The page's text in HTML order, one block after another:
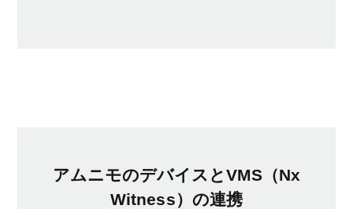
アムニモのデバイスとVMS（Nx
Witness）の連携